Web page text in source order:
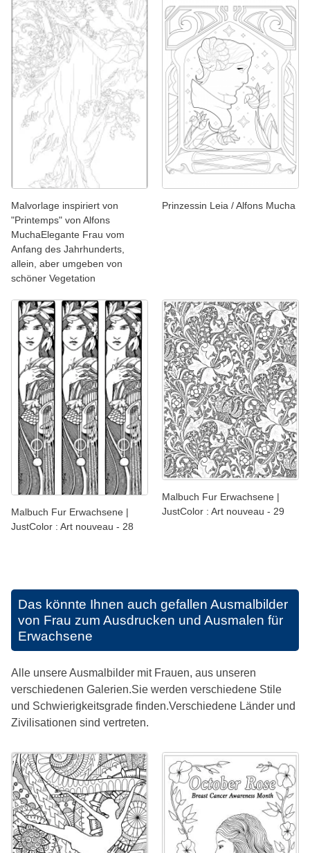
Malvorlage inspiriert von
"Printemps" von Alfons
MuchaElegante Frau vom
Anfang des Jahrhunderts,
allein, aber umgeben von
schöner Vegetation
Prinzessin Leia / Alfons Mucha
Malbuch Fur Erwachsene |
JustColor : Art nouveau - 28
Malbuch Fur Erwachsene |
JustColor : Art nouveau - 29
Das könnte Ihnen auch gefallen Ausmalbilder
von Frau zum Ausdrucken und Ausmalen für
Erwachsene
Alle unsere Ausmalbilder mit Frauen, aus unseren
verschiedenen Galerien.Sie werden verschiedene Stile
und Schwierigkeitsgrade finden.Verschiedene Länder und
Zivilisationen sind vertreten.